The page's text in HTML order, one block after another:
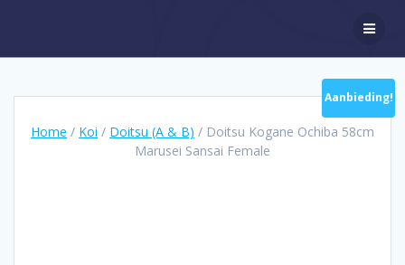
Home / Koi / Doitsu (A & B) / Doitsu Kogane Ochiba 58cm
Marusei Sansai Female
Aanbieding!